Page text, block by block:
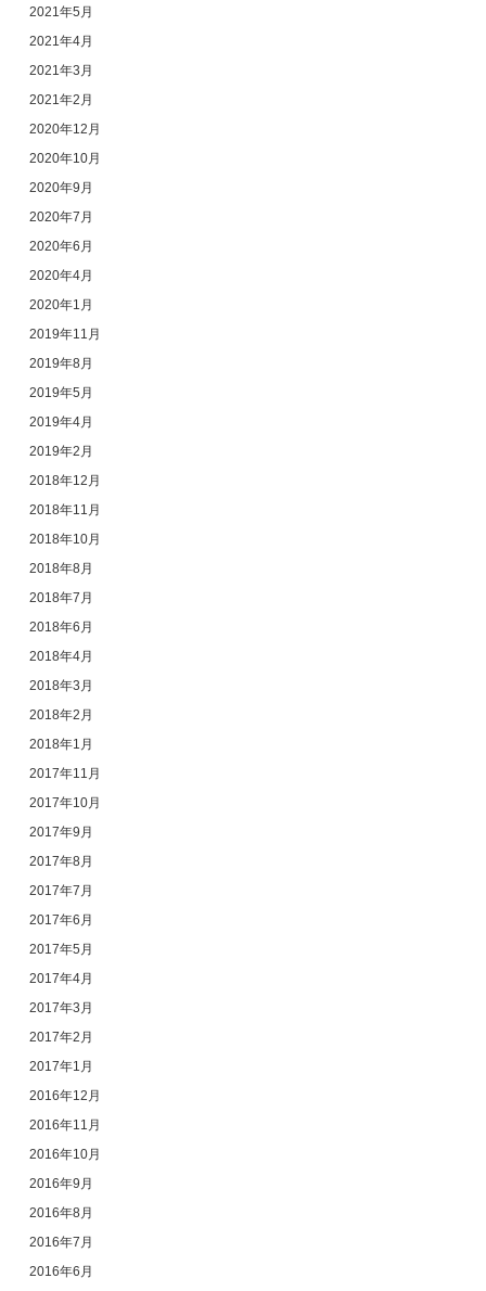
2021年5月
2021年4月
2021年3月
2021年2月
2020年12月
2020年10月
2020年9月
2020年7月
2020年6月
2020年4月
2020年1月
2019年11月
2019年8月
2019年5月
2019年4月
2019年2月
2018年12月
2018年11月
2018年10月
2018年8月
2018年7月
2018年6月
2018年4月
2018年3月
2018年2月
2018年1月
2017年11月
2017年10月
2017年9月
2017年8月
2017年7月
2017年6月
2017年5月
2017年4月
2017年3月
2017年2月
2017年1月
2016年12月
2016年11月
2016年10月
2016年9月
2016年8月
2016年7月
2016年6月